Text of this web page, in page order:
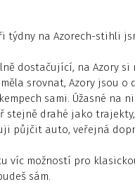
týdny na Azorech-stihli
dostačující, na Azory si
srovnat, Azory jsou o
sami. Úžasné na
stejně drahé jako
půjčit auto, veřejná
víc možností pro
sám.